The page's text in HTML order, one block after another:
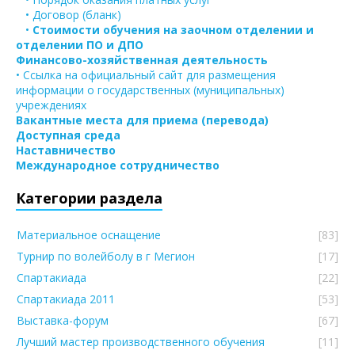
• Договор (бланк)
• Стоимости обучения на заочном отделении и
отделении ПО и ДПО
Финансово-хозяйственная деятельность
• Ссылка на официальный сайт для размещения
информации о государственных (муниципальных)
учреждениях
Вакантные места для приема (перевода)
Доступная среда
Наставничество
Международное сотрудничество
Категории раздела
Материальное оснащение
[83]
Турнир по волейболу в г Мегион
[17]
Спартакиада
[22]
Спартакиада 2011
[53]
Выставка-форум
[67]
Лучший мастер производственного обучения
[11]